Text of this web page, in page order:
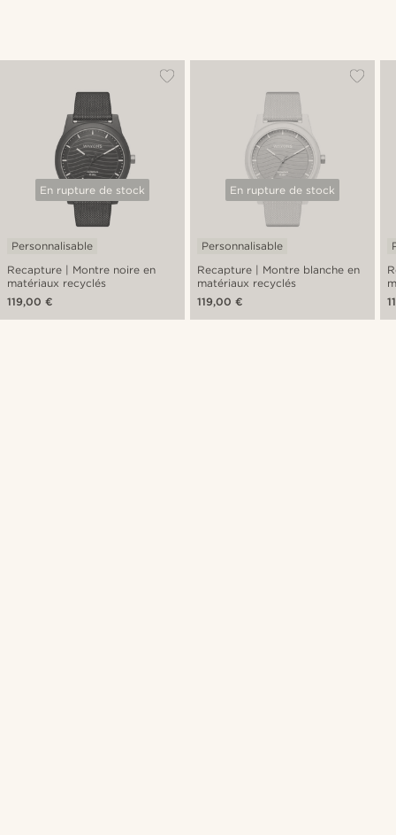
En rupture de stock
Recapture | Montre noire en
matériaux recyclés
Personnalisable
119,00 €
En rupture de stock
Recapture | Montre blanche en
matériaux recyclés
Personnalisable
119,00 €